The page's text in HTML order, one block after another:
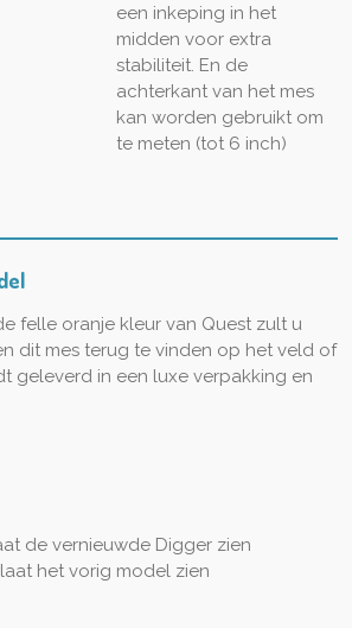
een inkeping in het
midden voor extra
stabiliteit. En de
achterkant van het mes
kan worden gebruikt om
te meten (tot 6 inch)
felle oranje kleur van Quest zult u
dit mes terug te vinden op het veld of
geleverd in een luxe verpakking en
de vernieuwde Digger zien
het vorig model zien